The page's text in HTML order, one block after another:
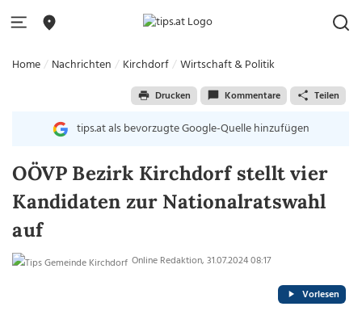
Home Nachrichten Kirchdorf Wirtschaft & Politik
Drucken Kommentare Teilen
tips.at als bevorzugte Google-Quelle hinzufügen
OÖVP Bezirk Kirchdorf stellt vier
Kandidaten zur Nationalratswahl
auf
Online Redaktion, 31.07.2024 08:17
Vorlesen